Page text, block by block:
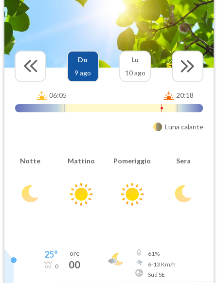
Do
9 ago
Lu
10 ago
06:05 20:18
Luna calante
Notte Mattino Pomeriggio Sera
25°
0
ore
00
61%
6-13 Km/h
Sud SE